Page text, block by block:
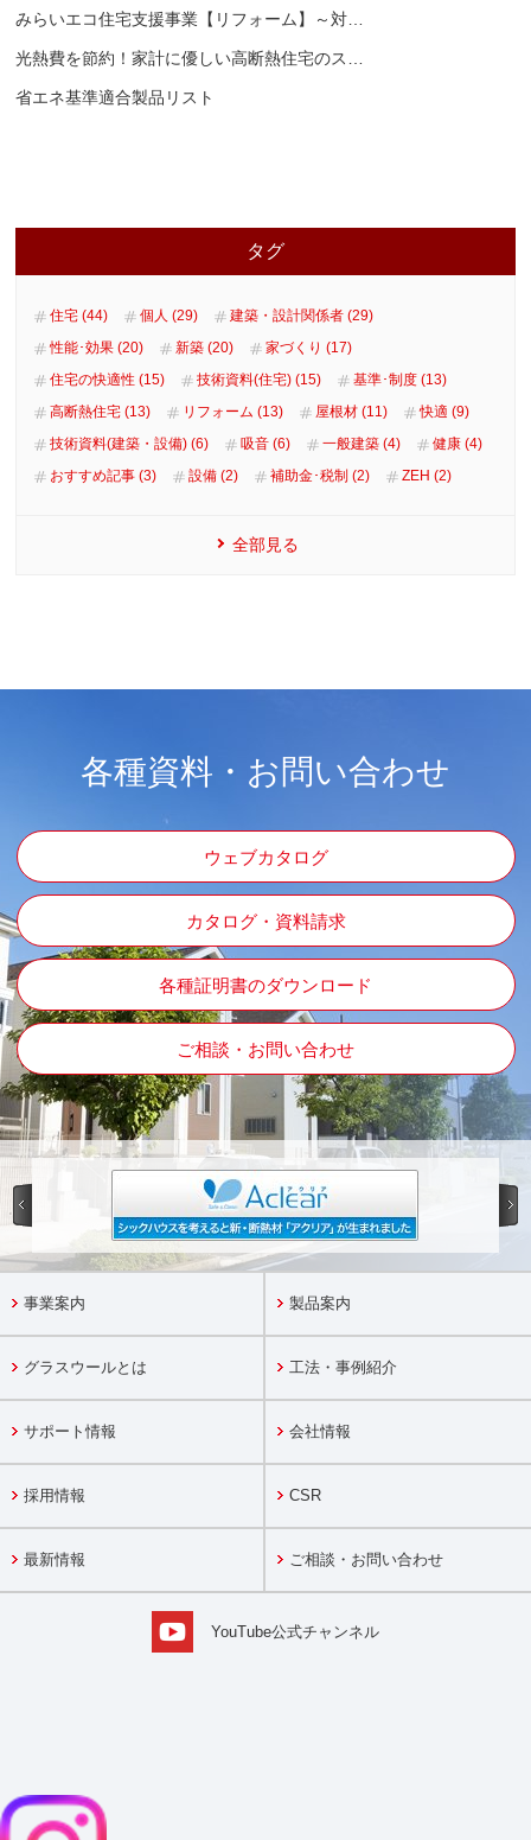
みらいエコ住宅支援事業【リフォーム】～対
光熱費を節約！家計に優しい高断熱住宅のス
省エネ基準適合製品リスト
タグ
住宅 (44) 個人 (29)
建築・設計関係者 (29)
性能･効果 (20)
新築 (20)
家づくり (17)
住宅の快適性 (15)
技術資料(住宅) (15)
基準･制度 (13)
高断熱住宅 (13)
リフォーム (13) 屋根材 (11)
快適 (9)
技術資料(建築・設備) (6)
吸音 (6) 一般建築 (4)
健康 (4)
おすすめ記事 (3)
設備 (2) 補助金･税制 (2) ZEH (2)
全部見る
各種資料・お問い合わせ
ウェブカタログ
カタログ・資料請求
各種証明書のダウンロード
ご相談・お問い合わせ
事業案内 製品案内
グラスウールとは 工法・事例紹介
サポート情報 会社情報
採用情報 CSR
最新情報 ご相談・お問い合わせ
YouTube公式チャンネル